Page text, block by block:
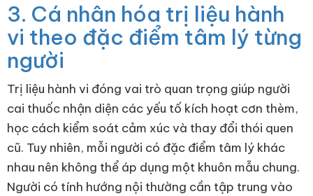
3. Cá nhân hóa trị liệu hành
vi theo đặc điểm tâm lý từng
người
Trị liệu hành vi đóng vai trò quan trọng giúp người
cai thuốc nhận diện các yếu tố kích hoạt cơn thèm,
học cách kiểm soát cảm xúc và thay đổi thói quen
cũ. Tuy nhiên, mỗi người có đặc điểm tâm lý khác
nhau nên không thể áp dụng một khuôn mẫu chung.
Người có tính hướng nội thường cần tập trung vào